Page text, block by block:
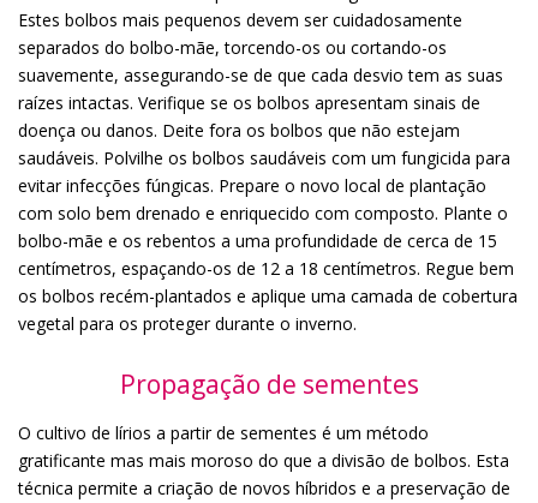
Estes bolbos mais pequenos devem ser cuidadosamente
separados do bolbo-mãe, torcendo-os ou cortando-os
suavemente, assegurando-se de que cada desvio tem as suas
raízes intactas. Verifique se os bolbos apresentam sinais de
doença ou danos. Deite fora os bolbos que não estejam
saudáveis. Polvilhe os bolbos saudáveis com um fungicida para
evitar infecções fúngicas. Prepare o novo local de plantação
com solo bem drenado e enriquecido com composto. Plante o
bolbo-mãe e os rebentos a uma profundidade de cerca de 15
centímetros, espaçando-os de 12 a 18 centímetros. Regue bem
os bolbos recém-plantados e aplique uma camada de cobertura
vegetal para os proteger durante o inverno.
Propagação de sementes
O cultivo de lírios a partir de sementes é um método
gratificante mas mais moroso do que a divisão de bolbos. Esta
técnica permite a criação de novos híbridos e a preservação de